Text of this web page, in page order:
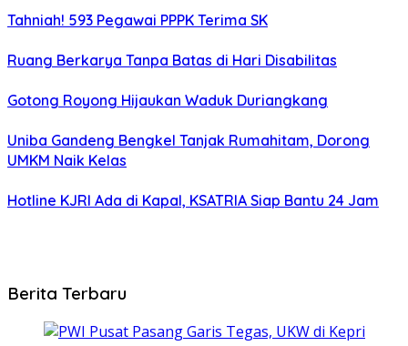
Tahniah! 593 Pegawai PPPK Terima SK
Ruang Berkarya Tanpa Batas di Hari Disabilitas
Gotong Royong Hijaukan Waduk Duriangkang
Uniba Gandeng Bengkel Tanjak Rumahitam, Dorong
UMKM Naik Kelas
Hotline KJRI Ada di Kapal, KSATRIA Siap Bantu 24 Jam
Berita Terbaru